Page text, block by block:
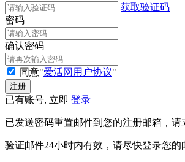
获取验证码
密码
确认密码
同意"爱活网用户协议"
已有账号, 立即 登录
已发送密码重置邮件到您的注册邮箱，请
验证邮件24小时内有效，请尽快登录您